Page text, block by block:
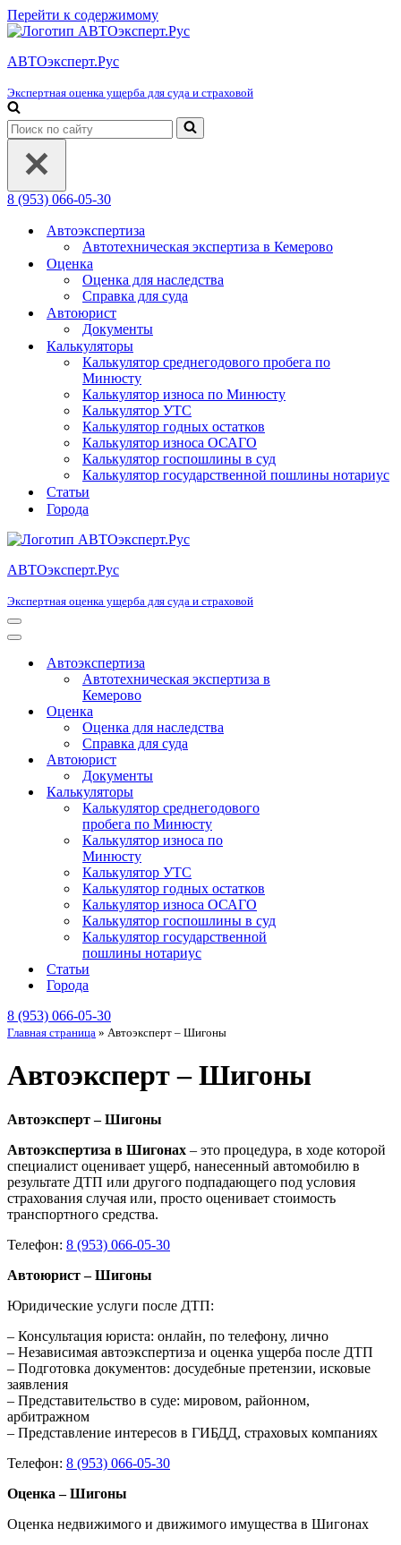
Перейти к содержимому
АВТОэксперт.Рус
Экспертная оценка ущерба для суда и страховой
Искать...
8 (953) 066-05-30
Автоэкспертиза
Автотехническая экспертиза в Кемерово
Оценка
Оценка для наследства
Справка для суда
Автоюрист
Документы
Калькуляторы
Калькулятор среднегодового пробега по
Минюсту
Калькулятор износа по Минюсту
Калькулятор УТС
Калькулятор годных остатков
Калькулятор износа ОСАГО
Калькулятор госпошлины в суд
Калькулятор государственной пошлины нотариус
Статьи
Города
АВТОэксперт.Рус
Экспертная оценка ущерба для суда и страховой
Меню
навигации
Меню
навигацииАвтоэкспертиза
Автотехническая экспертиза в
Кемерово
Оценка
Оценка для наследства
Справка для суда
Автоюрист
Документы
Калькуляторы
Калькулятор среднегодового
пробега по Минюсту
Калькулятор износа по
Минюсту
Калькулятор УТС
Калькулятор годных остатков
Калькулятор износа ОСАГО
Калькулятор госпошлины в суд
Калькулятор государственной
пошлины нотариус
Статьи
Города
8 (953) 066-05-30
Главная страница » Автоэксперт – Шигоны
Автоэксперт – Шигоны
Автоэксперт – Шигоны
Автоэкспертиза в Шигонах – это процедура, в ходе которой
специалист оценивает ущерб, нанесенный автомобилю в
результате ДТП или другого подпадающего под условия
страхования случая или, просто оценивает стоимость
транспортного средства.
Телефон: 8 (953) 066-05-30
Автоюрист – Шигоны
Юридические услуги после ДТП:
– Консультация юриста: онлайн, по телефону, лично
– Независимая автоэкспертиза и оценка ущерба после ДТП
– Подготовка документов: досудебные претензии, исковые
заявления
– Представительство в суде: мировом, районном,
арбитражном
– Представление интересов в ГИБДД, страховых компаниях
Телефон: 8 (953) 066-05-30
Оценка – Шигоны
Оценка недвижимого и движимого имущества в Шигонах